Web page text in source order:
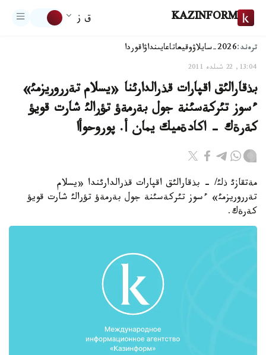
KAZINFORM ق ز
ترەند:2026-سايلاۋ وقيعاتاعايىنداۋاقوردا
13:04, 22 شىلدە 2011
بذقارالئق اقپارات قذرالدارئنا «يسلام تةرروريزمئ»
ءسوز تئركةسئنة جول بةرمةؤ تؤرالئ شارت قويؤ
كةرةك - اكادةميك يمان أ. پوروحوأا
مةتقازئ ذلئ/ - بذقارالئق اقپارات قذرالدارئندا «يسلام
تةرروريزمئ» ءسوز تئركةسئنة جول بةرمةؤ تؤرالئ شارت قويؤ
كةرةك.